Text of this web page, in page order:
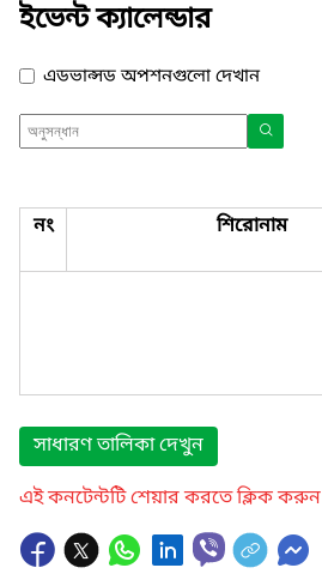
ইভেন্ট ক্যালেন্ডার
এডভান্সড অপশনগুলো দেখান
নং শিরোনাম
সাধারণ তালিকা দেখুন
এই কনটেন্টটি শেয়ার করতে ক্লিক করুন